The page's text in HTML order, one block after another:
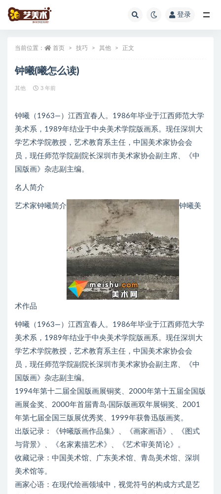
登录
当前位置： 首页 技巧 其他 正文
钟曦(曦怎么读)
其他 3 年前
钟曦（1963—）江西宜春人。1986年毕业于江西师范大学
美术系，1989年结业于中央美术学院版画系。现任深圳大
学艺术学院教授，艺术教育系主任，中国美术家协会会
员，现任师范学院副院长深圳市美术家协会副主席、《中
国版画》杂志副主编。
名人简介
艺术家钟曦简介 钟曦美
术作品
钟曦（1963—）江西宜春人。1986年毕业于江西师范大学
美术系，1989年结业于中央美术学院版画系。现任深圳大
学艺术学院教授，艺术教育系主任，中国美术家协会会
员，现任师范学院副院长深圳市美术家协会副主席、《中
国版画》杂志副主编。
1994年第十二届全国版画展铜奖、2000年第十五届全国版
画展金奖、2000年首届青岛·国际版画双年展铜奖、2001
年第七届全国三版展优秀奖、1999年获鲁迅版画奖。
出版记录：《钟曦版画作品集》、《画家画语》、《图式
与背景》、《名家素描艺术》、《艺术审美简论》。
收藏记录：中国美术馆、广东美术馆、青岛美术馆、深圳
美术馆等。
画家心语：在现代绘画领域中，视觉符号的构成方式是艺